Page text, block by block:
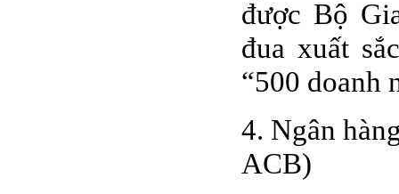
được Bộ
đua xuất
“500 doanh
4. Ngân
ACB)